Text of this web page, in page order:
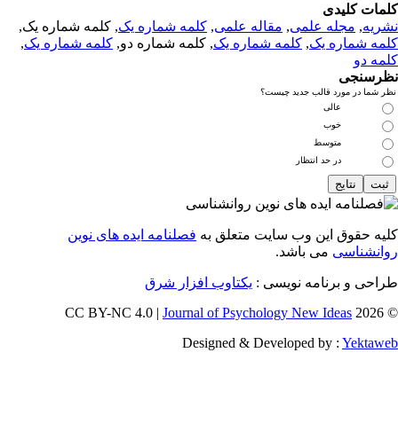
کلیدی
,مجله علمی, مقاله علمی, کلمه شماره یک, کلمه شماره یک,
شماره یک,کلمه شماره یک, کلمه شماره دو,کلمه شماره یک,
دو
شما در مورد قالب جدید چیست؟
عالی
خوب
متوسط
در حد انتظار
حقوق این وب سایت متعلق بهفصلنامه ایده های نوین
می باشد.
و برنامه نویسی : یکتاوب افزار شرق
©
Journal of Psychology New Ideas
Designed & Developed by :